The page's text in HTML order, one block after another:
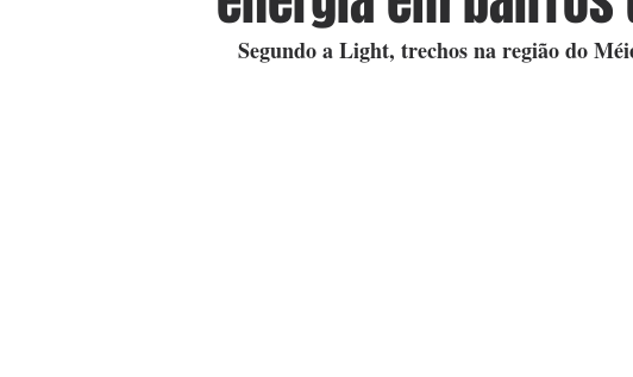
Segundo a Light, trechos na região do